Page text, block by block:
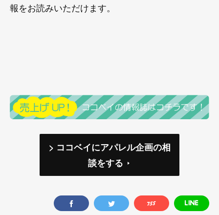
報をお読みいただけます。
> ココベイにアパレル企画の相
談をする